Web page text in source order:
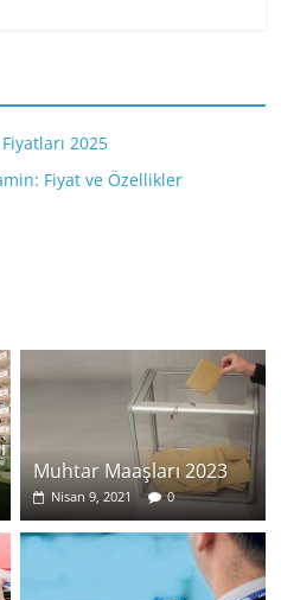
2025
Fiyat ve Özellikler
Muhtar Maaşları 2023
Nisan 9, 2021 0